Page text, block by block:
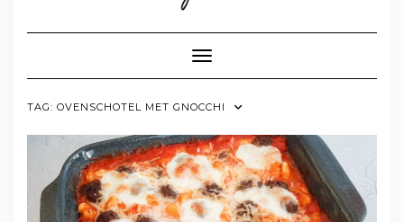
Toggle navigatie
TAG: OVENSCHOTEL MET GNOCCHI